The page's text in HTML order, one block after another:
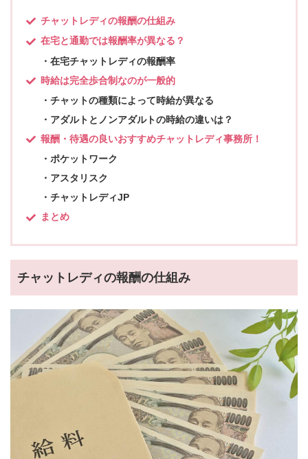
チャットレディの報酬の仕組み
在宅と通勤では報酬率が異なる？
在宅チャットレディの報酬率
時給は完全歩合制なのが一般的
チャットの種類によって時給が異なる
アダルトとノンアダルトの時給の違いは？
報酬・待遇の良いおすすめチャットレディ事務所！
ポケットワーク
アスタリスク
チャットレディJP
まとめ
チャットレディの報酬の仕組み